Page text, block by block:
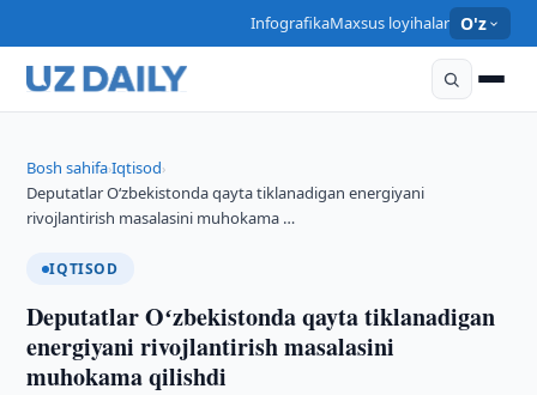
InfografikaMaxsus loyihalar O'z
Bosh sahifa›Iqtisod›
Deputatlar Oʻzbekistonda qayta tiklanadigan energiyani
rivojlantirish masalasini muhokama …
IQTISOD
Deputatlar Oʻzbekistonda qayta tiklanadigan
energiyani rivojlantirish masalasini
muhokama qilishdi